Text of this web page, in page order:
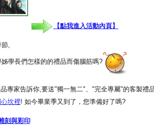
【點我進入活動內頁】
,
學長們怎樣的的禮品而傷腦筋嗎?
家告訴你,要送"獨一無二"、"完全專屬"的客製禮
坎裡! 如今畢業季又到了，您準備好了嗎?
刻與彩印